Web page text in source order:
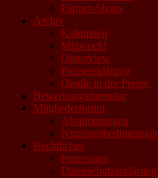
Partner-Shops
Archiv
Kolumnen
Mittwoch!
Qinterview
Presseerklärung
Qindie in der Presse
Bewerbungsformular
Mitgliederforum
Abstimmungen
Rechtliches
Impressum
Datenschutzerklärung